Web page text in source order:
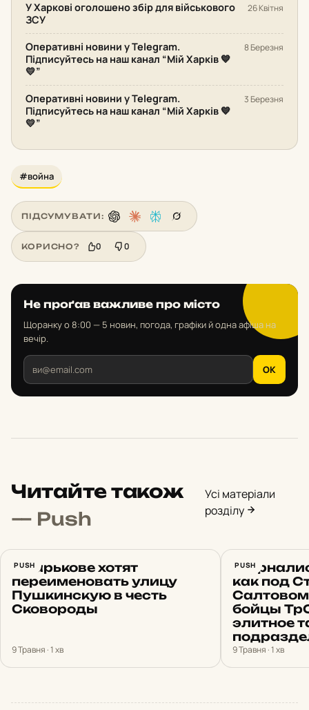
У Харкові оголошено збір для військового
ЗСУ
26 Квітня
Оперативні новини у Telegram.
Підписуйтесь на наш канал “Мій Харків 💙
💛”
8 Березня
Оперативні новини у Telegram.
Підписуйтесь на наш канал “Мій Харків 💙
💛”
3 Березня
#война
ПІДСУМУВАТИ:
КОРИСНО? 0 0
Не проґав важливе про місто
Щоранку о 8:00 — 5 новин, погода, графіки й одна афіша на
вечір.
OK
Читайте також
— Push
Усі матеріали
розділу
PUSH
В Харькове хотят
переименовать улицу
Пушкинскую в честь
Сковороды
9 Травня · 1 хв
PUSH
как под
бойцы
элитное
9 Травня · 1 хв